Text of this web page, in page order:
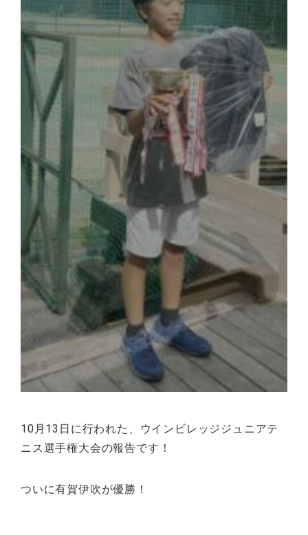
10月13日に行われた、ウインビレッジジュニアテ
ニス選手権大会の報告です！
ついに有賀伊吹が優勝！